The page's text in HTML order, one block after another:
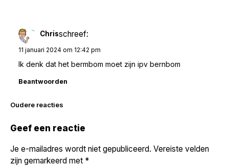
Chrisschreef:
11 januari 2024 om 12:42 pm
Ik denk dat het bermbom moet zijn ipv bernbom
Beantwoorden
Reacties
navigatie
Oudere reacties
Geef een reactie
Je e-mailadres wordt niet gepubliceerd. Vereiste velden
zijn gemarkeerd met *